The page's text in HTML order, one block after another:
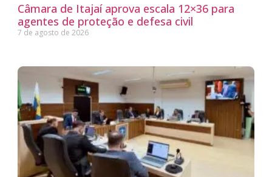
Câmara de Itajaí aprova escala 12×36 para
agentes de proteção e defesa civil
7 de agosto de 2026